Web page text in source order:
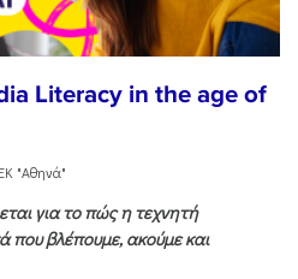
Literacy in the age of
ΕΚ "Αθηνά"
για το πώς η τεχνητή
που βλέπουμε, ακούμε και